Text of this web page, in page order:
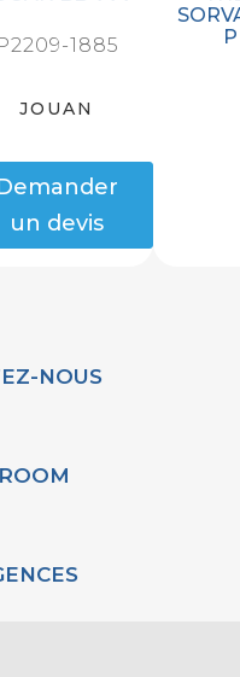
1885
JOUAN
un devis
NOUS